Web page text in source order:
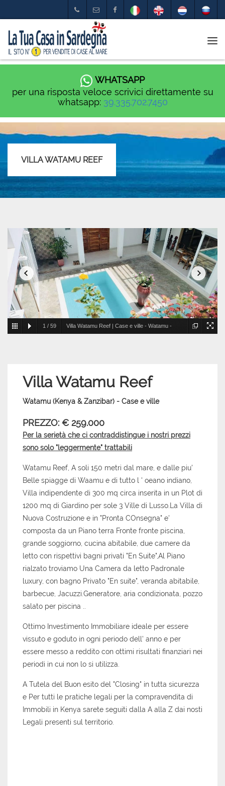
WHATSAPP
per una risposta veloce scrivici direttamente su
whatsapp: 39.335.702.7450
VILLA WATAMU REEF
1 / 59 Villa Watamu Reef | Case e ville - Watamu -
Villa Watamu Reef
Watamu (Kenya & Zanzibar) - Case e ville
PREZZO: € 259.000
Per la serietà che ci contraddistingue i nostri prezzi
sono solo "leggermente" trattabili
Watamu Reef, A soli 150 metri dal mare, e dalle piu'
Belle spiagge di Waamu e di tutto l ' oeano indiano,
Villa indipendente di 300 mq circa inserita in un Plot di
1200 mq di Giardino per sole 3 Ville di Lusso.La Villa di
Nuova Costruzione e in "Pronta COnsegna" e'
composta da un Piano terra Fronte fronte piscina,
grande soggiorno, cucina abitabile, due camere da
letto con rispettivi bagni privati "En Suite",Al Piano
rialzato troviamo Una Camera da letto Padronale
luxury, con bagno Privato "En suite", veranda abitabile,
barbecue, Jacuzzi. Generatore, aria condizionata, pozzo
salato per piscina ..
Ottimo Investimento Immobiliare ideale per essere
vissuto e goduto in ogni periodo dell' anno e per
essere messo a reddito con ottimi risultati finanziari nei
periodi in cui non lo si utilizza.
A Tutela del Buon esito del "Closing" in tutta sicurezza
e Per tutti le pratiche legali per la compravendita di
Immobili in Kenya sarete seguiti dalla A alla Z dai nosti
Legali presenti sul territorio.